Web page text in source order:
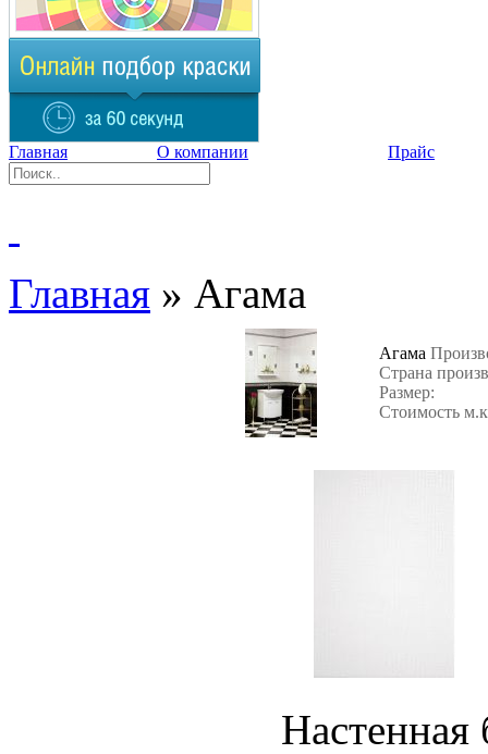
Главная О компании Прайс
Главная » Агама
Агама
Страна
Размер:
Стоимость